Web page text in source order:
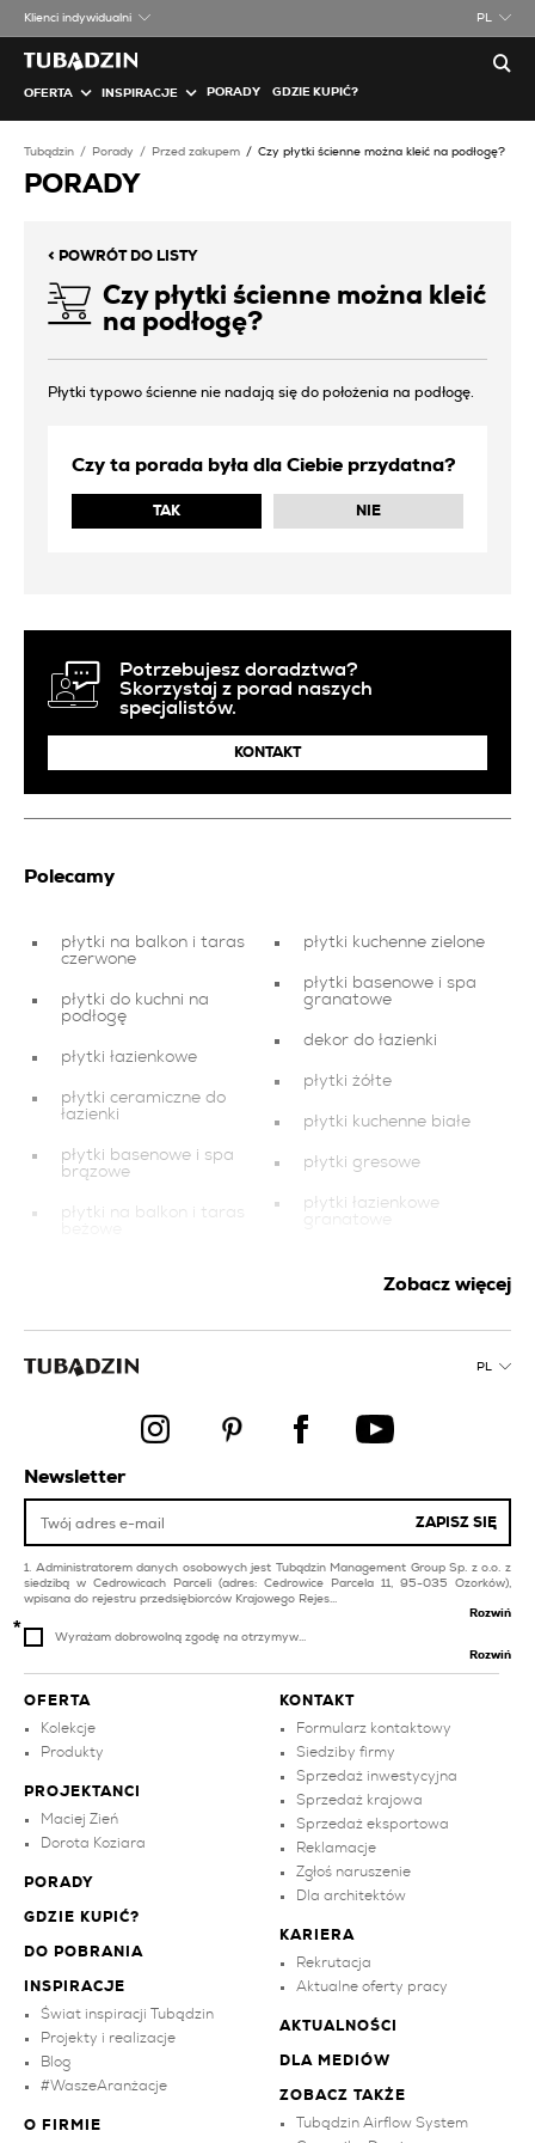
Klienci indywidualni PL
OFERTA INSPIRACJE PORADY GDZIE KUPIĆ?
Tubądzin Porady Przed zakupem Czy płytki ścienne można kleić na podłogę?
PORADY
< POWRÓT DO LISTY
Czy płytki ścienne można kleić
na podłogę?
Płytki typowo ścienne nie nadają się do położenia na podłogę.
Czy ta porada była dla Ciebie przydatna?
TAK NIE
Potrzebujesz doradztwa?
Skorzystaj z porad naszych
specjalistów.
KONTAKT
Polecamy
płytki na balkon i taras
czerwone
płytki do kuchni na
podłogę
płytki łazienkowe
płytki ceramiczne do
łazienki
płytki basenowe i spa
brązowe
płytki na balkon i taras
płytka
płytki basenowe i spa
producent płytek
ceramicznych
płytki na taras
płytki
płytki kuchenne zielone
płytki basenowe i spa
granatowe
dekor do łazienki
płytki żółte
płytki kuchenne białe
płytki gresowe
płytki łazienkowe
granatowe
czarne
płytki basenowe i spa
srebrne
łazienka szare płytki
Zobacz więcej
PL
OFERTA
Kolekcje
Produkty
PROJEKTANCI
Maciej Zień
Dorota Koziara
PORADY
GDZIE KUPIĆ?
DO POBRANIA
INSPIRACJE
Świat inspiracji Tubądzin
Projekty i realizacje
Blog
#WaszeAranżacje
O FIRMIE
KONTAKT
Formularz kontaktowy
Siedziby firmy
Sprzedaż inwestycyjna
Sprzedaż krajowa
Sprzedaż eksportowa
Reklamacje
Zgłoś naruszenie
Dla architektów
KARIERA
Rekrutacja
Aktualne oferty pracy
AKTUALNOŚCI
DLA MEDIÓW
ZOBACZ TAKŻE
Tubądzin Airflow System
Newsletter
ZAPISZ SIĘ
Administratorem danych osobowych jest Tubądzin Management Group Sp. z o.o. z
siedzibą w Cedrowicach Parceli (adres: Cedrowice Parcela 11, 95-035 Ozorków),
wpisana do rejestru przedsiębiorców Krajowego Rejes...
Rozwiń
Wyrażam dobrowolną zgodę na otrzymyw...
Rozwiń